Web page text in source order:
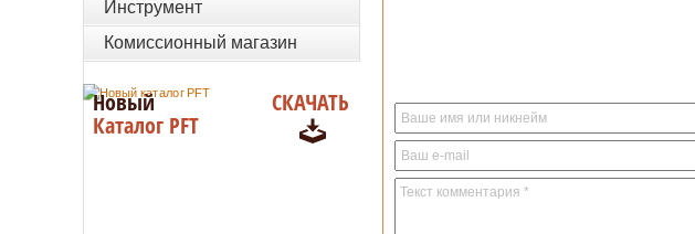
Инструмент
Комиссионный магазин
Новый
Каталог PFT
СКАЧАТЬ